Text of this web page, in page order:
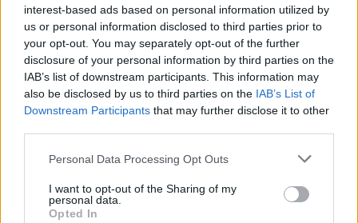
interest-based ads based on personal information utilized by
us or personal information disclosed to third parties prior to
your opt-out. You may separately opt-out of the further
disclosure of your personal information by third parties on the
IAB’s list of downstream participants. This information may
also be disclosed by us to third parties on the IAB’s List of
Downstream Participants that may further disclose it to other
Personal Data Processing Opt Outs
I want to opt-out of the Sharing of my
personal data.
Opted In
Napolitano: convergenze In
piazza il partigiano Silvio
25/04/2010
partigiano»
27/04/2009